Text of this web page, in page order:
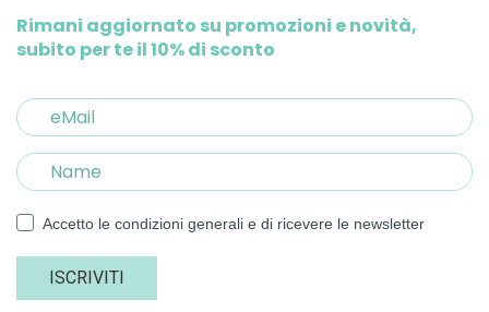
Rimani aggiornato su promozioni e novità,
subito per te il 10% di sconto
Accetto le condizioni generali e di ricevere le newsletter
ISCRIVITI